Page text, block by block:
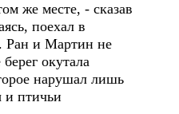
же месте, - сказав
поехал в
Ран и Мартин не
окутала
нарушал лишь
птичьи